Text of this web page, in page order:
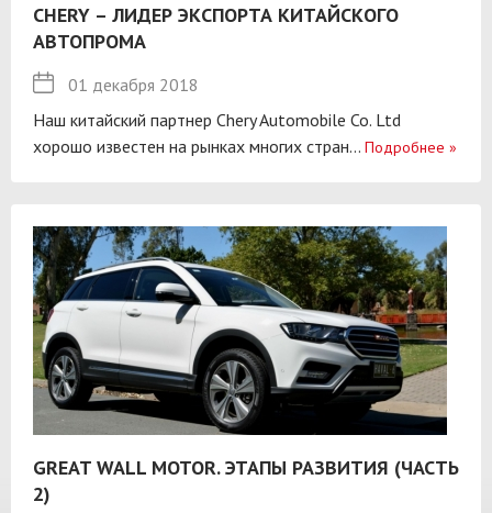
CHERY – ЛИДЕР ЭКСПОРТА КИТАЙСКОГО
АВТОПРОМА
01 декабря 2018
Наш китайский партнер Chery Automobile Co. Ltd
хорошо известен на рынках многих стран... Подробнее »
GREAT WALL MOTOR. ЭТАПЫ РАЗВИТИЯ (ЧАСТЬ
2)